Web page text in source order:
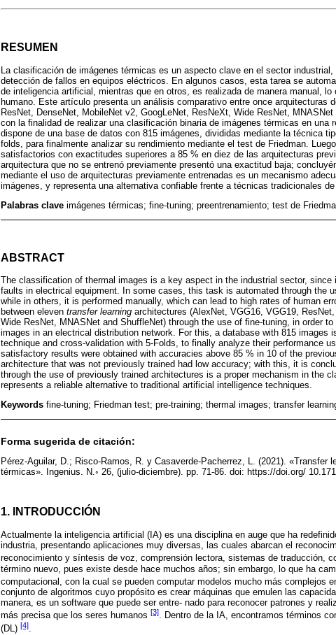
RESUMEN
La clasificación de imágenes térmicas es un aspecto clave en el sector
detección de fallos en equipos eléctricos. En algunos casos, esta tarea se
de inteligencia artificial, mientras que en otros, es realizada de manera manual,
humano. Este artículo presenta un análisis comparativo entre once arquitecturas
ResNet, DenseNet, MobileNet v2, GoogLeNet, ResNeXt, Wide ResNet,
con la finalidad de realizar una clasificación binaria de imágenes térmicas en una
dispone de una base de datos con 815 imágenes, divididas mediante la técnica
folds, para finalmente analizar su rendimiento mediante el test de Friedman.
satisfactorios con exactitudes superiores a 85 % en diez de las arquitecturas
arquitectura que no se entrenó previamente presentó una exactitud baja;
mediante el uso de arquitecturas previamente entrenadas es un mecanismo
imágenes, y representa una alternativa confiable frente a técnicas tradicionales
Palabras clave imágenes térmicas; fine-tuning; preentrenamiento; test de
ABSTRACT
The classification of thermal images is a key aspect in the industrial sector,
faults in electrical equipment. In some cases, this task is automated through the
while in others, it is performed manually, which can lead to high rates of human
between eleven transfer learning architectures (AlexNet, VGG16, VGG19,
Wide ResNet, MNASNet and ShuffleNet) through the use of fine-tuning, in order
images in an electrical distribution network. For this, a database with 815 images
technique and cross-validation with 5-Folds, to finally analyze their performance
satisfactory results were obtained with accuracies above 85 % in 10 of the
architecture that was not previously trained had low accuracy; with this, it is
through the use of previously trained architectures is a proper mechanism in the
represents a reliable alternative to traditional artificial intelligence techniques.
Keywords fine-tuning; Friedman test; pre-training; thermal images; transfer
Forma sugerida de citación:
Pérez-Aguilar, D.; Risco-Ramos, R. y Casaverde-Pacherrez, L. (2021). «Transfer
térmicas». Ingenius. N.◦ 26, (julio-diciembre). pp. 71-86. doi: https://doi.org/
1. INTRODUCCIÓN
Actualmente la inteligencia artificial (IA) es una disciplina en auge que ha
industria, presentando aplicaciones muy diversas, las cuales abarcan el
reconocimiento y síntesis de voz, comprensión lectora, sistemas de traducción,
término nuevo, pues existe desde hace muchos años; sin embargo, lo que ha
computacional, con la cual se pueden computar modelos mucho más complejos
conjunto de algoritmos cuyo propósito es crear máquinas que emulen las
manera, es un software que puede ser entre- nado para reconocer patrones y
más precisa que los seres humanos [3]. Dentro de la IA, encontramos términos
(DL) [4].